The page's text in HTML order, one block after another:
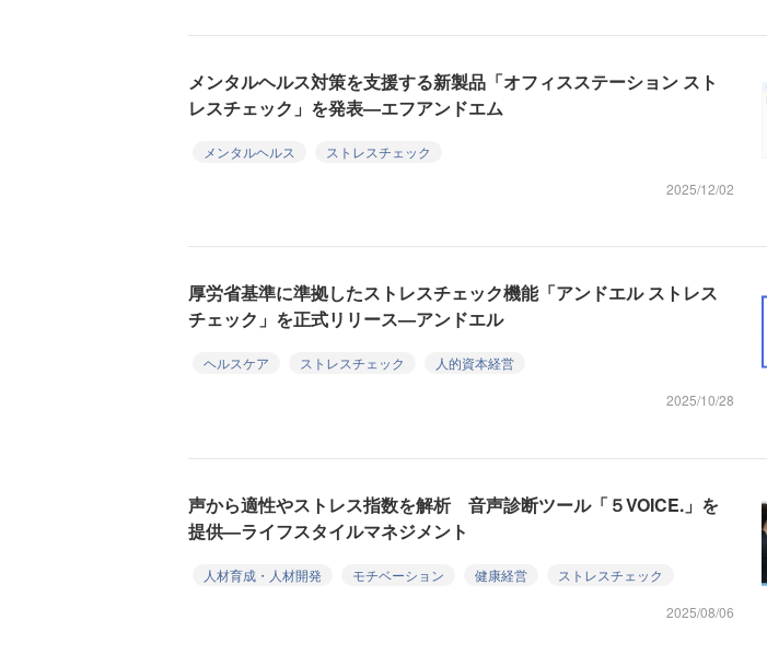
メンタルヘルス対策を支援する新製品「オフィスステーション スト
レスチェック」を発表—エフアンドエム
メンタルヘルス
ストレスチェック
2025/12/02
厚労省基準に準拠したストレスチェック機能「アンドエル ストレス
チェック」を正式リリース—アンドエル
ヘルスケア ストレスチェック
人的資本経営
2025/10/28
声から適性やストレス指数を解析 音声診断ツール「５VOICE.」を
提供—ライフスタイルマネジメント
人材育成・人材開発 モチベーション 健康経営
ストレスチェック
2025/08/06